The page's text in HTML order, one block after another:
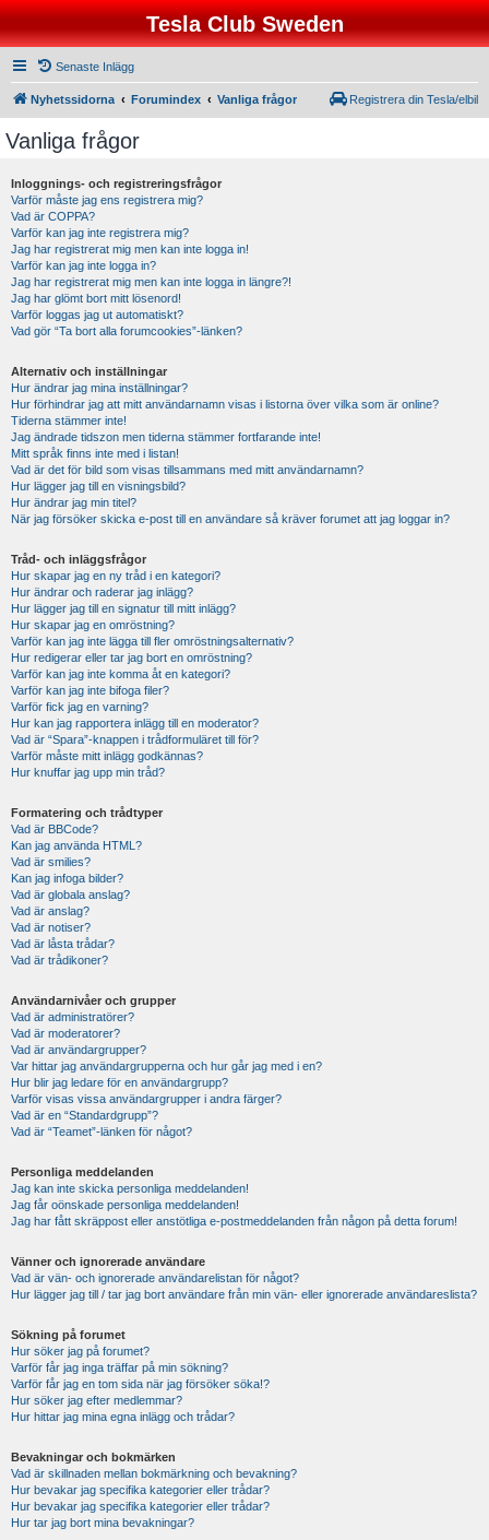
Tesla Club Sweden
Senaste Inlägg
Nyhetssidorna Forumindex Vanliga frågor Registrera din Tesla/elbil
Vanliga frågor
Inloggnings- och registreringsfrågor
Varför måste jag ens registrera mig?
Vad är COPPA?
Varför kan jag inte registrera mig?
Jag har registrerat mig men kan inte logga in!
Varför kan jag inte logga in?
Jag har registrerat mig men kan inte logga in längre?!
Jag har glömt bort mitt lösenord!
Varför loggas jag ut automatiskt?
Vad gör “Ta bort alla forumcookies”-länken?
Alternativ och inställningar
Hur ändrar jag mina inställningar?
Hur förhindrar jag att mitt användarnamn visas i listorna över vilka som är online?
Tiderna stämmer inte!
Jag ändrade tidszon men tiderna stämmer fortfarande inte!
Mitt språk finns inte med i listan!
Vad är det för bild som visas tillsammans med mitt användarnamn?
Hur lägger jag till en visningsbild?
Hur ändrar jag min titel?
När jag försöker skicka e-post till en användare så kräver forumet att jag loggar in?
Tråd- och inläggsfrågor
Hur skapar jag en ny tråd i en kategori?
Hur ändrar och raderar jag inlägg?
Hur lägger jag till en signatur till mitt inlägg?
Hur skapar jag en omröstning?
Varför kan jag inte lägga till fler omröstningsalternativ?
Hur redigerar eller tar jag bort en omröstning?
Varför kan jag inte komma åt en kategori?
Varför kan jag inte bifoga filer?
Varför fick jag en varning?
Hur kan jag rapportera inlägg till en moderator?
Vad är “Spara”-knappen i trådformuläret till för?
Varför måste mitt inlägg godkännas?
Hur knuffar jag upp min tråd?
Formatering och trådtyper
Vad är BBCode?
Kan jag använda HTML?
Vad är smilies?
Kan jag infoga bilder?
Vad är globala anslag?
Vad är anslag?
Vad är notiser?
Vad är låsta trådar?
Vad är trådikoner?
Användarnivåer och grupper
Vad är administratörer?
Vad är moderatorer?
Vad är användargrupper?
Var hittar jag användargrupperna och hur går jag med i en?
Hur blir jag ledare för en användargrupp?
Varför visas vissa användargrupper i andra färger?
Vad är en “Standardgrupp”?
Vad är “Teamet”-länken för något?
Personliga meddelanden
Jag kan inte skicka personliga meddelanden!
Jag får oönskade personliga meddelanden!
Jag har fått skräppost eller anstötliga e-postmeddelanden från någon på detta forum!
Vänner och ignorerade användare
Vad är vän- och ignorerade användarelistan för något?
Hur lägger jag till / tar jag bort användare från min vän- eller ignorerade användareslista?
Sökning på forumet
Hur söker jag på forumet?
Varför får jag inga träffar på min sökning?
Varför får jag en tom sida när jag försöker söka!?
Hur söker jag efter medlemmar?
Hur hittar jag mina egna inlägg och trådar?
Bevakningar och bokmärken
Vad är skillnaden mellan bokmärkning och bevakning?
Hur bevakar jag specifika kategorier eller trådar?
Hur bevakar jag specifika kategorier eller trådar?
Hur tar jag bort mina bevakningar?